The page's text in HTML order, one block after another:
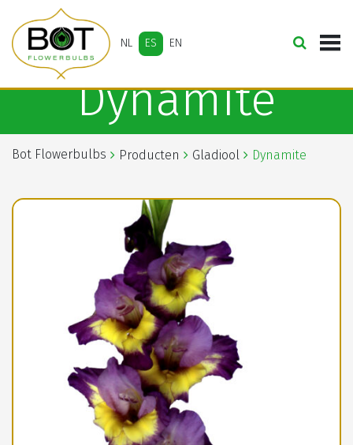
NL ES EN
Dynamite
Bot Flowerbulbs Producten Gladiool Dynamite